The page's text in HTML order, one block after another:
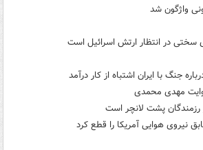
واژگون شد
سختی در انتظار ارتش اسرائیل است
جنگ با ایران اشتباه از کار درآمد
مهدی محمدی
رزمندگان پشت لانچر است
نیروی هوایی آمریکا را قطع کرد